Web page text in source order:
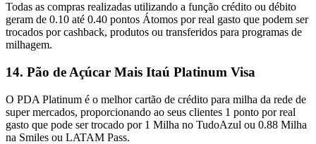
Todas as compras realizadas utilizando a função crédito ou débito
geram de 0.10 até 0.40 pontos Átomos por real gasto que podem ser
trocados por cashback, produtos ou transferidos para programas de
milhagem.
14. Pão de Açúcar Mais Itaú Platinum Visa
O PDA Platinum é o melhor cartão de crédito para milha da rede de
super mercados, proporcionando ao seus clientes 1 ponto por real
gasto que pode ser trocado por 1 Milha no TudoAzul ou 0.88 Milha
na Smiles ou LATAM Pass.